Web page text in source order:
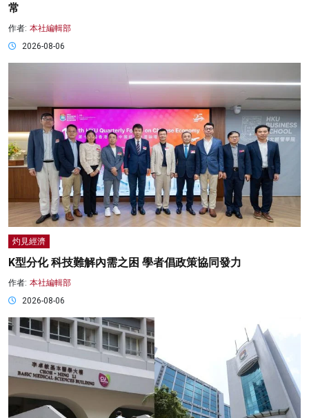
常
作者: 本社編輯部
2026-08-06
灼見經濟
K型分化 科技難解內需之困 學者倡政策協同發力
作者: 本社編輯部
2026-08-06